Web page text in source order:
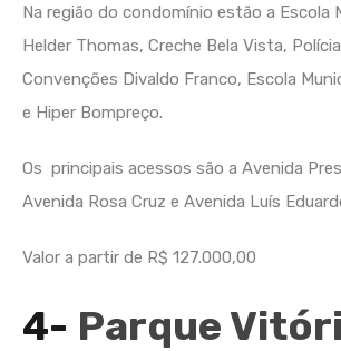
Na região do condomínio estão a Escola
Helder Thomas, Creche Bela Vista,
Convenções Divaldo Franco, Escola
e Hiper Bompreço.
Os principais acessos são a Avenida
Avenida Rosa Cruz e Avenida Luís
Valor a partir de R$ 127.000,00
4- Parque